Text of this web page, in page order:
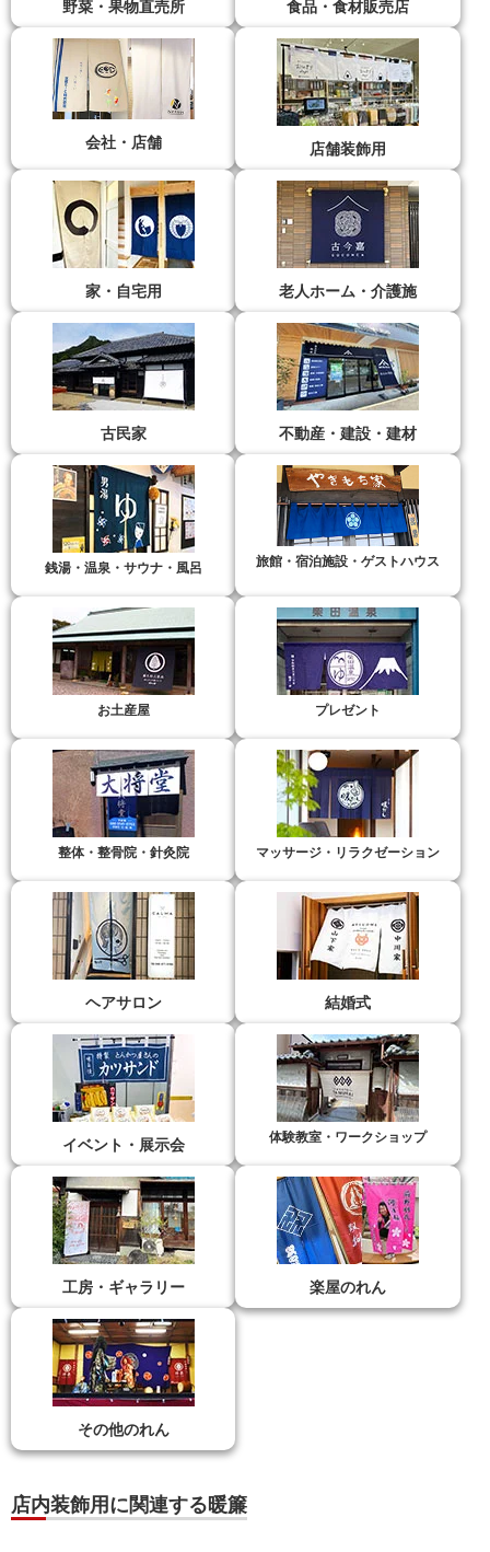
野菜・果物直売所 食品・食材販売店
会社・店舗 店舗装飾用
家・自宅用 老人ホーム・介護施
古民家 不動産・建設・建材
銭湯・温泉・サウナ・風呂 旅館・宿泊施設・ゲストハウス
お土産屋 プレゼント
整体・整骨院・針灸院 マッサージ・リラクゼーション
ヘアサロン 結婚式
イベント・展示会 体験教室・ワークショップ
工房・ギャラリー 楽屋のれん
その他のれん
店内装飾用に関連する暖簾